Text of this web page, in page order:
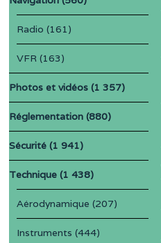
Radio (161)
VFR (163)
Photos et vidéos (1 357)
Réglementation (880)
Sécurité (1 941)
Technique (1 438)
Aérodynamique (207)
Instruments (444)